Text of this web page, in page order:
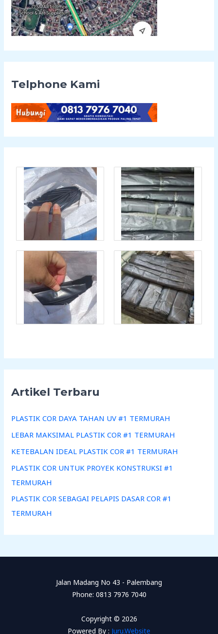
Telphone Kami
Artikel Terbaru
PLASTIK COR DAYA TAHAN UV #1 TERMURAH
LEBAR MAKSIMAL PLASTIK COR #1 TERMURAH
KETEBALAN IDEAL PLASTIK COR #1 TERMURAH
PLASTIK COR UNTUK PROYEK KONSTRUKSI #1
TERMURAH
PLASTIK COR SEBAGAI PELAPIS DASAR COR #1
TERMURAH
Jalan Madang No 43 - Palembang
Phone: 0813 7976 7040
Copyright © 2026
Powered By : Juru.Website